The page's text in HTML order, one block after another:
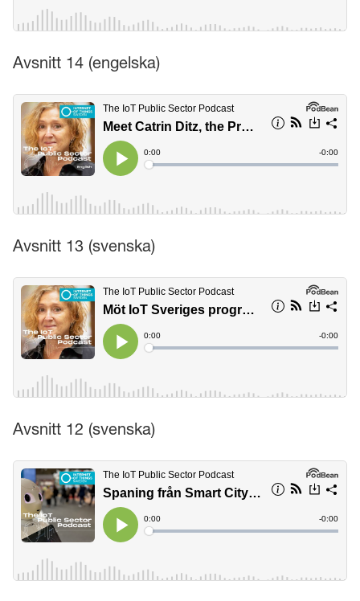
Avsnitt 14 (engelska)
Avsnitt 13 (svenska)
Avsnitt 12 (svenska)